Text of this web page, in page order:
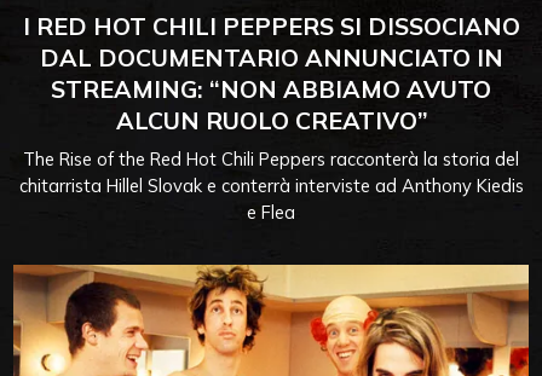
I RED HOT CHILI PEPPERS SI DISSOCIANO
DAL DOCUMENTARIO ANNUNCIATO IN
STREAMING: “NON ABBIAMO AVUTO
ALCUN RUOLO CREATIVO”
The Rise of the Red Hot Chili Peppers racconterà la storia del
chitarrista Hillel Slovak e conterrà interviste ad Anthony Kiedis
e Flea